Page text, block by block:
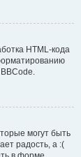
HTML-кода
могут быть
радость, а :(